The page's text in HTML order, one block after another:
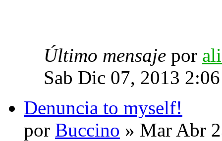
Último mensaje por
Sab Dic 07, 2013
Denuncia to myself!
por Buccino » Mar Abr